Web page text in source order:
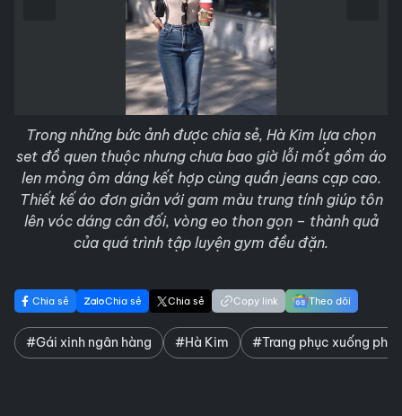
Trong những bức ảnh được chia sẻ, Hà Kim lựa chọn
set đồ quen thuộc nhưng chưa bao giờ lỗi mốt gồm áo
len mỏng ôm dáng kết hợp cùng quần jeans cạp cao.
Thiết kế áo đơn giản với gam màu trung tính giúp tôn
lên vóc dáng cân đối, vòng eo thon gọn – thành quả
của quá trình tập luyện gym đều đặn.
Chia sẻ Chia sẻ Chia sẻ Copy link Theo dõi
#Gái xinh ngân hàng #Hà Kim #Trang phục xuống phố